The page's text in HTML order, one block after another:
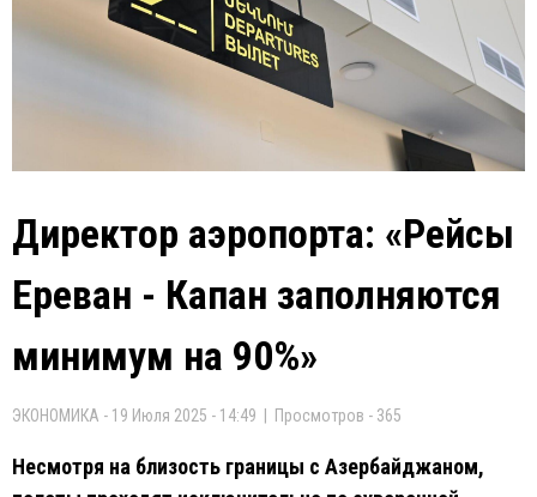
Директор аэропорта: «Рейсы
Ереван - Капан заполняются
минимум на 90%»
ЭКОНОМИКА - 19 Июля 2025 - 14:49 | Просмотров - 365
Несмотря на близость границы с Азербайджаном,